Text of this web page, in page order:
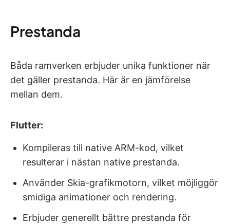
Prestanda
Båda ramverken erbjuder unika funktioner när
det gäller prestanda. Här är en jämförelse
mellan dem.
Flutter:
Kompileras till native ARM-kod, vilket
resulterar i nästan native prestanda.
Använder Skia-grafikmotorn, vilket möjliggör
smidiga animationer och rendering.
Erbjuder generellt bättre prestanda för